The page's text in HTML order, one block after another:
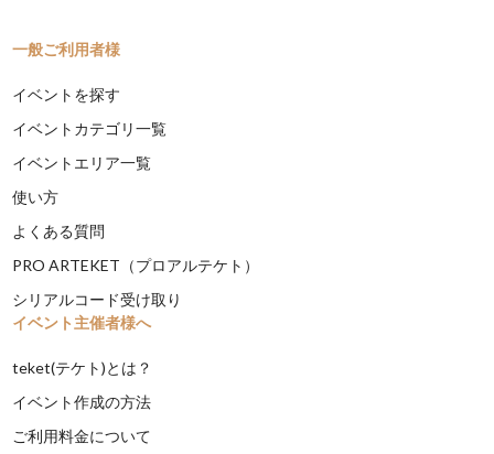
一般ご利用者様
イベントを探す
イベントカテゴリ一覧
イベントエリア一覧
使い方
よくある質問
PRO ARTEKET（プロアルテケト）
シリアルコード受け取り
イベント主催者様へ
teket(テケト)とは？
イベント作成の方法
ご利用料金について